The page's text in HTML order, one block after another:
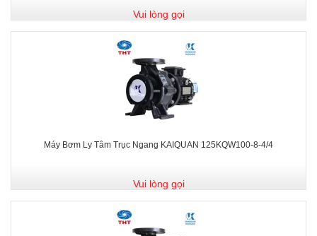
Vui lòng gọi
Máy Bơm Ly Tâm Trục Ngang KAIQUAN 125KQW100-8-4/4
Vui lòng gọi